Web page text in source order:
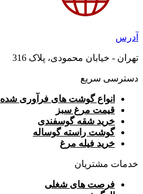
آدرس
تهران - خیابان محمودی، پلاک 316
دسترسی سریع
انواع گوشت های فرآوری شده
قیمت مرغ سبز
خرید شقه گوسفندی
گوشت راسته گوساله
خرید فیله مرغ
خدمات مشتریان
فرصت های شغلی